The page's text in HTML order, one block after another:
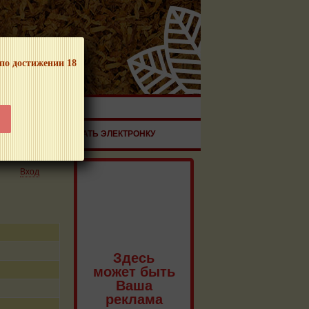
достижении 18
ПРОДУКЦИИ!
ЗАКАЗАТЬ ЭЛЕКТРОНКУ
Вход
Здесь
может быть
Ваша
реклама